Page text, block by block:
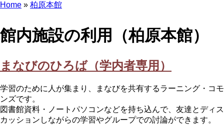
Home
柏原本館
館内施設の利用（柏原本館）
まなびのひろば（学内者専用）
学習のために人が集まり、まなびを共有するラーニング・コモ
ンズです。
図書館資料・ノートパソコンなどを持ち込んで、友達とディス
カッションしながらの学習やグループでの討論ができます。